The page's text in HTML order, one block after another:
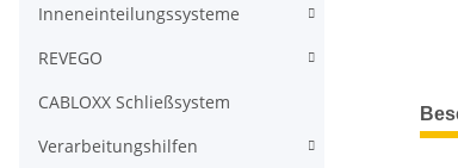
Inneneinteilungssysteme
REVEGO
CABLOXX Schließsystem
Verarbeitungshilfen